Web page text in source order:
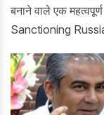
बनाने वाले एक
Sanctioning